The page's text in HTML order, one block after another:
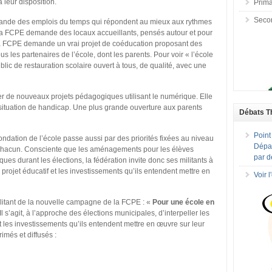
leur disposition.
des emplois du temps qui répondent au mieux aux rythmes
FCPE demande des locaux accueillants, pensés autour et pour
demande un vrai projet de coéducation proposant des
les partenaires de l’école, dont les parents. Pour voir « l’école
de restauration scolaire ouvert à tous, de qualité, avec une
de nouveaux projets pédagogiques utilisant le numérique. Elle
de handicap. Une plus grande ouverture aux parents
de l’école passe aussi par des priorités fixées au niveau
Consciente que les aménagements pour les élèves
durant les élections, la fédération invite donc ses militants à
éducatif et les investissements qu’ils entendent mettre en
de la nouvelle campagne de la FCPE : « Pour une école en
s’agit, à l’approche des élections municipales, d’interpeller les
investissements qu’ils entendent mettre en œuvre sur leur
et diffusés :
Débats
par
Voir